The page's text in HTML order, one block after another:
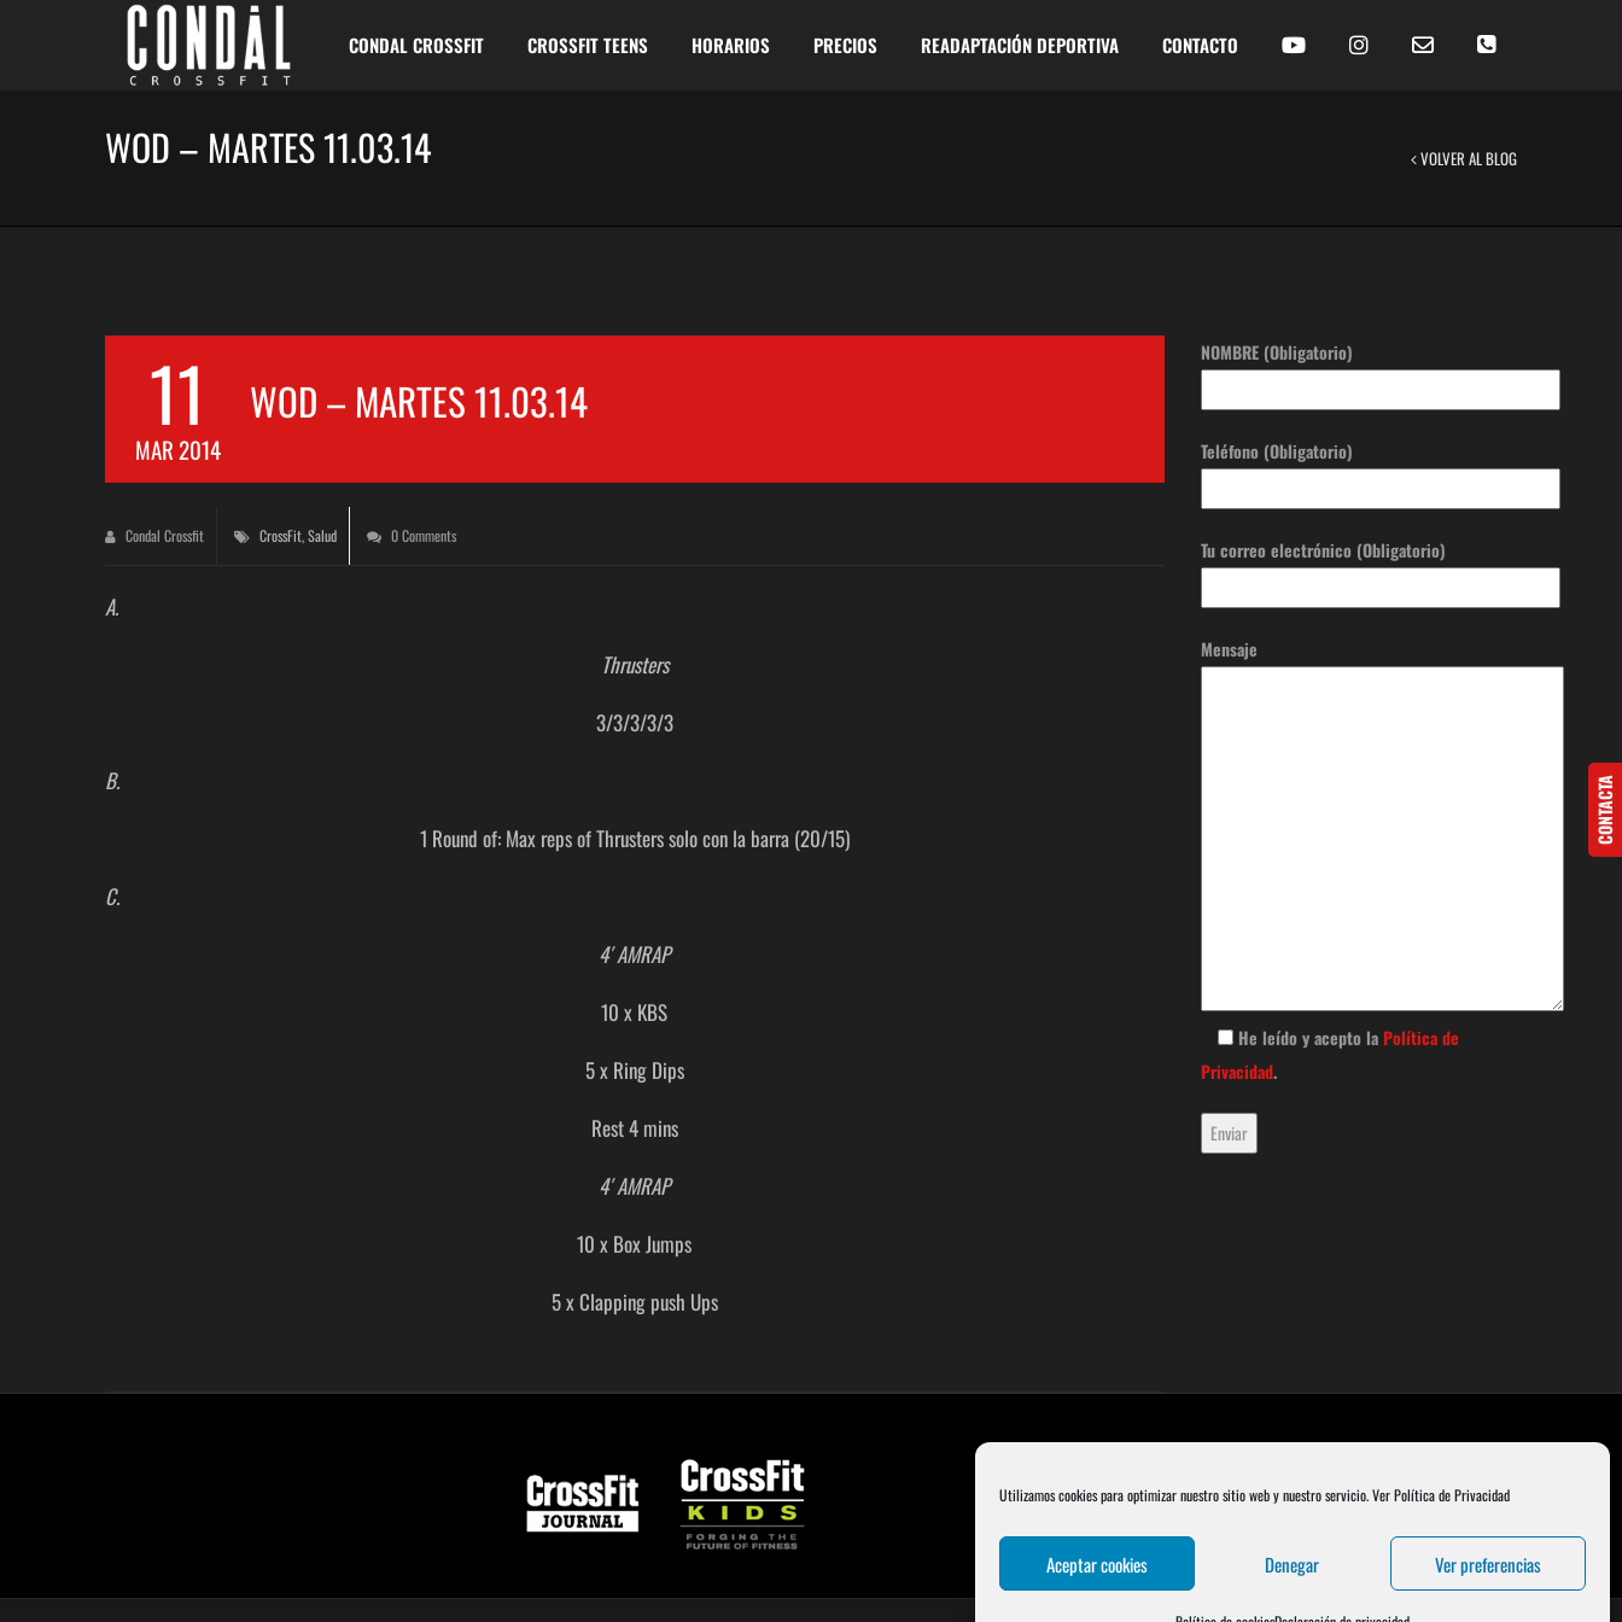
Utilizamos cookies para optimizar nuestro sitio web y nuestro servicio.Ver Política de Privacidad
Aceptar cookies Denegar Ver preferencias
CONDAL CROSSFIT CROSSFIT TEENS HORARIOS PRECIOS READAPTACIÓN DEPORTIVA CONTACTO
WOD – MARTES 11.03.14 VOLVER AL BLOG
11
MAR 2014
WOD – MARTES 11.03.14
Condal Crossfit CrossFit,Salud 0 Comments
A.
Thrusters
3/3/3/3/3
B.
1 Round of: Max reps of Thrusters solo con la barra (20/15)
C.
4′ AMRAP
10 x KBS
5 x Ring Dips
Rest 4 mins
4′ AMRAP
10 x Box Jumps
5 x Clapping push Ups
NOMBRE (Obligatorio)
Teléfono (Obligatorio)
Tu correo electrónico (Obligatorio)
Mensaje
He leído y acepto laPolítica de
Privacidad.
CONTACTA